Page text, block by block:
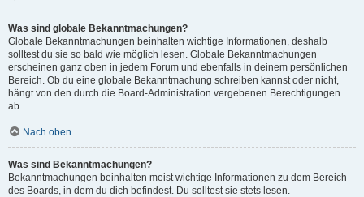
Was sind globale Bekanntmachungen?
Globale Bekanntmachungen beinhalten wichtige Informationen, deshalb
solltest du sie so bald wie möglich lesen. Globale Bekanntmachungen
erscheinen ganz oben in jedem Forum und ebenfalls in deinem persönlichen
Bereich. Ob du eine globale Bekanntmachung schreiben kannst oder nicht,
hängt von den durch die Board-Administration vergebenen Berechtigungen
ab.
Nach oben
Was sind Bekanntmachungen?
Bekanntmachungen beinhalten meist wichtige Informationen zu dem Bereich
des Boards, in dem du dich befindest. Du solltest sie stets lesen.